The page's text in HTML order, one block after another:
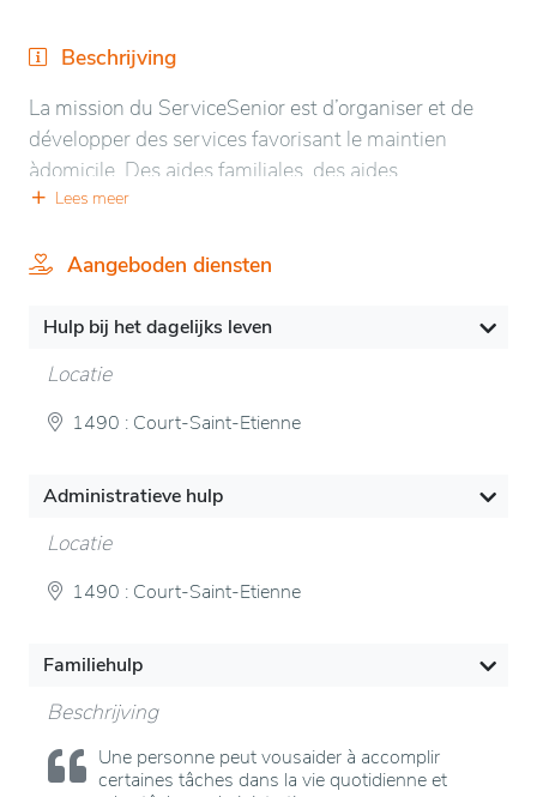
Beschrijving
La mission du ServiceSenior est d’organiser et de
développer des services favorisant le maintien
àdomicile. Des aides familiales, des aides
ménagères, une blanchisserie, des repas à domicile
aînés.
Pour contacter leService Senior, une permanence
est mise en place du lundi au vendredi de 9h à12H
Lees meer
Aangeboden diensten
Hulp bij het dagelijks leven
Locatie
1490 : Court-Saint-Etienne
Administratieve hulp
Locatie
1490 : Court-Saint-Etienne
Familiehulp
Beschrijving
Une personne peut vousaider à accomplir
certaines tâches dans la vie quotidienne et